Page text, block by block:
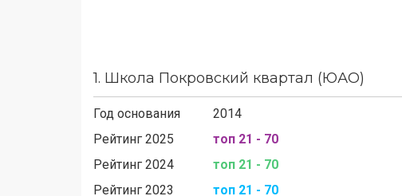
1. Школа Покровский квартал (ЮАО)
Год основания
2014
Рейтинг 2025
топ 21 - 70
Рейтинг 2024
топ 21 - 70
Рейтинг 2023
топ 21 - 70